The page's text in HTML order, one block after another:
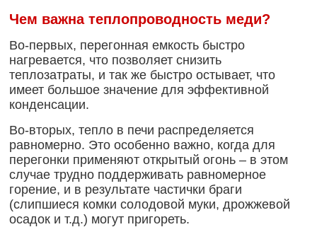
Чем важна теплопроводность меди?
Во-первых, перегонная емкость быстро
нагревается, что позволяет снизить
теплозатраты, и так же быстро остывает, что
имеет большое значение для эффективной
конденсации.
Во-вторых, тепло в печи распределяется
равномерно. Это особенно важно, когда для
перегонки применяют открытый огонь – в этом
случае трудно поддерживать равномерное
горение, и в результате частички браги
(слипшиеся комки солодовой муки, дрожжевой
осадок и т.д.) могут пригореть.